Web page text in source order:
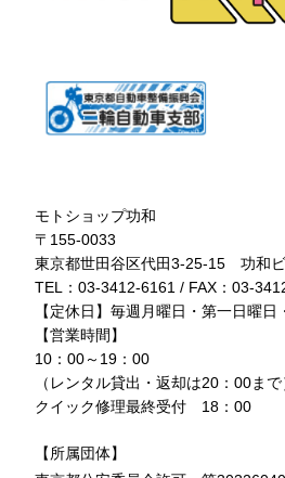
モトショップ功和
〒155-0033
東京都世田谷区代田3-25-15 功和ビ
TEL：03-3412-6161 / FAX：03-
【定休日】毎週月曜日・第一日曜日
【営業時間】
10：00～19：00
（レンタル貸出・返却は20：00まで
クイック修理最終受付 18：00
【所属団体】